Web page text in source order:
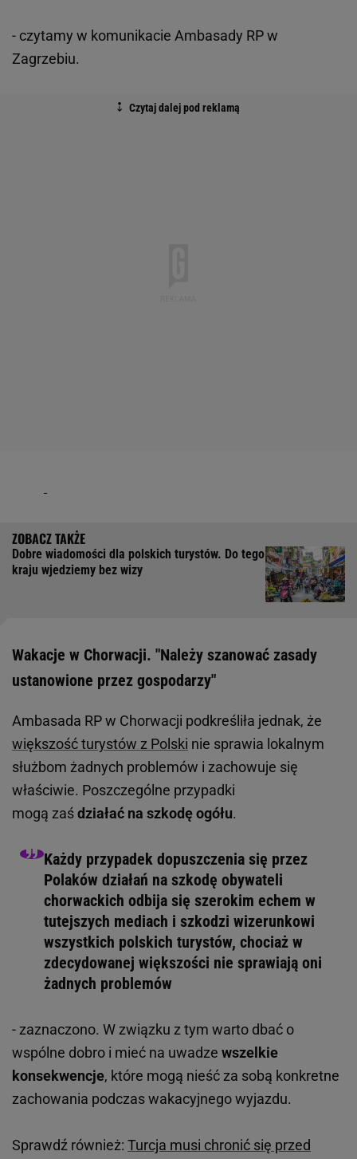
- czytamy w komunikacie Ambasady RP w
Zagrzebiu.
Dobre wiadomości dla polskich turystów. Do tego
kraju wjedziemy bez wizy
Wakacje w Chorwacji. "Należy szanować zasady
ustanowione przez gospodarzy"
Ambasada RP w Chorwacji podkreśliła jednak, że
większość turystów z Polski nie sprawia lokalnym
służbom żadnych problemów i zachowuje się
właściwie. Poszczególne przypadki
mogą zaśdziałać na szkodę ogółu.
Każdy przypadek dopuszczenia się przez
Polaków działań na szkodę obywateli
chorwackich odbija się szerokim echem w
tutejszych mediach i szkodzi wizerunkowi
wszystkich polskich turystów, chociaż w
zdecydowanej większości nie sprawiają oni
żadnych problemów
- zaznaczono. W związku z tym warto dbać o
wspólne dobro i mieć na uwadze wszelkie
konsekwencje, które mogą nieść za sobą konkretne
zachowania podczas wakacyjnego wyjazdu.
Sprawdź również: Turcja musi chronić się przed